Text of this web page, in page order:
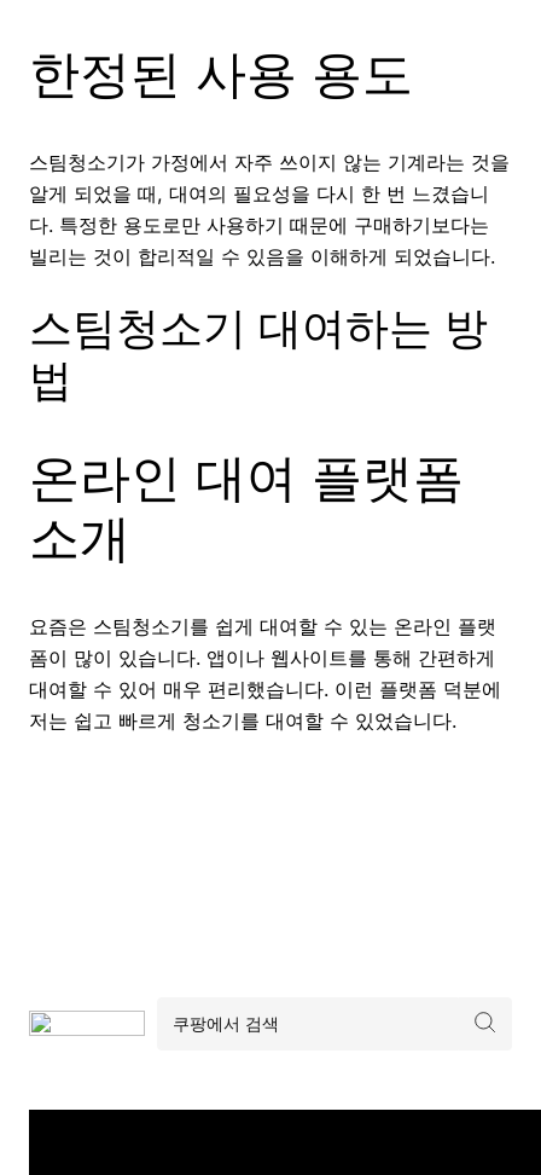
한정된 사용 용도
스팀청소기가 가정에서 자주 쓰이지 않는 기계라는 것을
알게 되었을 때, 대여의 필요성을 다시 한 번 느겼습니
다. 특정한 용도로만 사용하기 때문에 구매하기보다는
빌리는 것이 합리적일 수 있음을 이해하게 되었습니다.
스팀청소기 대여하는 방
법
온라인 대여 플랫폼
소개
요즘은 스팀청소기를 쉽게 대여할 수 있는 온라인 플랫
폼이 많이 있습니다. 앱이나 웹사이트를 통해 간편하게
대여할 수 있어 매우 편리했습니다. 이런 플랫폼 덕분에
저는 쉽고 빠르게 청소기를 대여할 수 있었습니다.